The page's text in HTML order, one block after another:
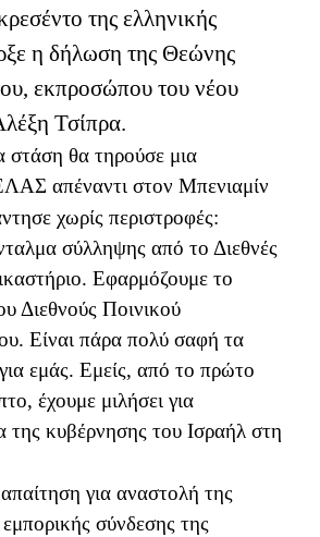
της ελληνικής
η δήλωση της Θεώνης
εκπροσώπου του νέου
Τσίπρα.
στάση θα τηρούσε μια
απέναντι στον Μπενιαμίν
χωρίς περιστροφές:
σύλληψης από το Διεθνές
Εφαρμόζουμε το
Διεθνούς Ποινικού
Είναι πάρα πολύ σαφή τα
εμάς. Εμείς, από το πρώτο
έχουμε μιλήσει για
της κυβέρνησης του Ισραήλ στη
για αναστολή της
σύνδεσης της